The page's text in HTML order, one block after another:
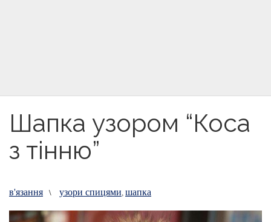
Шапка узором “Коса
з тінню”
в'язання \ узори спицями,шапка